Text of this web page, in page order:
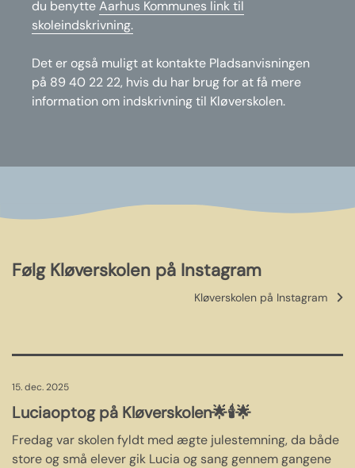
du benytteAarhus Kommunes link til
skoleindskrivning.
Det er også muligt at kontakte Pladsanvisningen
på 89 40 22 22, hvis du har brug for at få mere
information om indskrivning til Kløverskolen.
Følg Kløverskolen på Instagram
Kløverskolen på Instagram
15. dec. 2025
Luciaoptog på Kløverskolen🌟🕯️🌟
Fredag var skolen fyldt med ægte julestemning, da både
store og små elever gik Lucia og sang gennem gangene